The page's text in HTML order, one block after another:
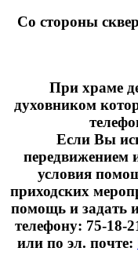
Cо стороны
При храме
духовником
Если Вы
передвижением
условия
приходских
помощь и задать
телефону: 75-18-
или по эл. почте: